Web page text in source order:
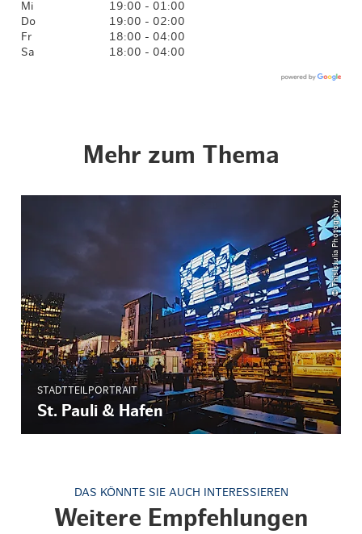
Mi
19:00 - 01:00
Do
19:00 - 02:00
Fr
18:00 - 04:00
Sa
18:00 - 04:00
Mehr zum Thema
© ThisIsJulia Photography
STADTTEILPORTRAIT
St. Pauli & Hafen
DAS KÖNNTE SIE AUCH INTERESSIEREN
Weitere Empfehlungen